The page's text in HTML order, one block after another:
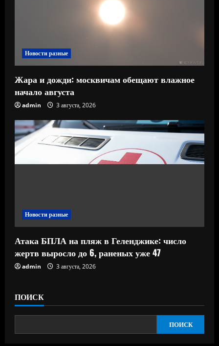
Новости разные
Жара и дожди: москвичам обещают влажное
начало августа
admin 3 августа, 2026
Новости разные
Атака БПЛА на пляж в Геленджике: число
жертв выросло до 6, раненых уже 47
admin 3 августа, 2026
ПОИСК
ПОИСК